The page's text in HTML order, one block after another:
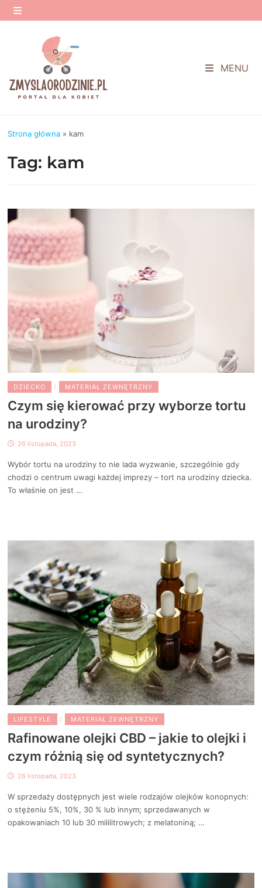
Przejdź
do
MENU
MENU
Strona główna » kam
Tag: kam
DZIECKO / MATERIAŁ ZEWNĘTRZNY
Czym się kierować przy wyborze tortu
na urodziny?
26 listopada, 2023
Wybór tortu na urodziny to nie lada wyzwanie, szczególnie gdy
chodzi o centrum uwagi każdej imprezy – tort na urodziny dziecka.
To właśnie on jest …
LIFESTYLE / MATERIAŁ ZEWNĘTRZNY
Rafinowane olejki CBD – jakie to olejki i
czym różnią się od syntetycznych?
26 listopada, 2023
W sprzedaży dostępnych jest wiele rodzajów olejków konopnych:
o stężeniu 5%, 10%, 30 % lub innym; sprzedawanych w
opakowaniach 10 lub 30 mililitrowych; z melatoniną; …